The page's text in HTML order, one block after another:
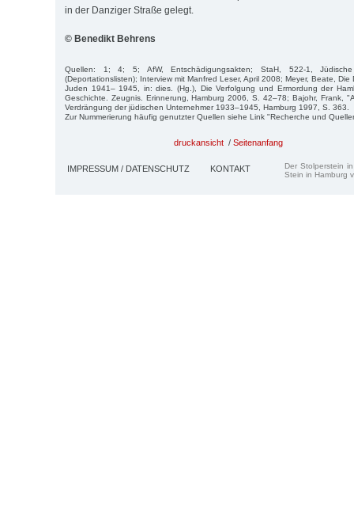
in der Danziger Straße gelegt.
© Benedikt Behrens
Quellen: 1; 4; 5; AfW, Entschädigungsakten; StaH, 522-1,
(Deportationslisten); Interview mit Manfred Leser, April 2008; Meyer, Beate,
Juden 1941– 1945, in: dies. (Hg.), Die Verfolgung und Ermordung der
Geschichte. Zeugnis. Erinnerung, Hamburg 2006, S. 42–78; Bajohr, Frank,
Verdrängung der jüdischen Unternehmer 1933–1945, Hamburg 1997, S. 363.
Zur Nummerierung häufig genutzter Quellen siehe Link "Recherche und
druckansicht / Seitenanfang
IMPRESSUM / DATENSCHUTZ KONTAKT
Der Stolperstein
Stein in Hamburg